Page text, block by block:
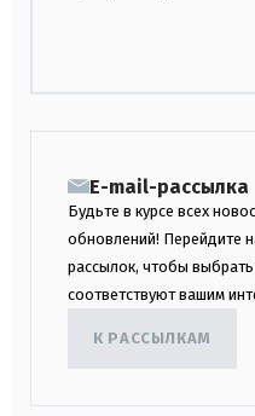
E-mail-рассылка
Будьте в курсе всех
обновлений! Перейдите
рассылок, чтобы
соответствуют вашим
К РАССЫЛКАМ